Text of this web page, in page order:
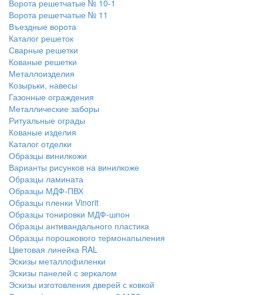
Ворота решетчатые № 10-1
Ворота решетчатые № 11
Въездные ворота
Каталог решеток
Сварные решетки
Кованые решетки
Металлоизделия
Козырьки, навесы
Газонные ограждения
Металлические заборы
Ритуальные ограды
Кованые изделия
Каталог отделки
Образцы винилкожи
Варианты рисунков на винилкоже
Образцы ламината
Образцы МДФ-ПВХ
Образцы пленки Vinorit
Образцы тонировки МДФ-шпон
Образцы антивандального пластика
Образцы порошкового термонапыления
Цветовая линейка RAL
Эскизы металлофиленки
Эскизы панелей с зеркалом
Эскизы изготовления дверей с ковкой